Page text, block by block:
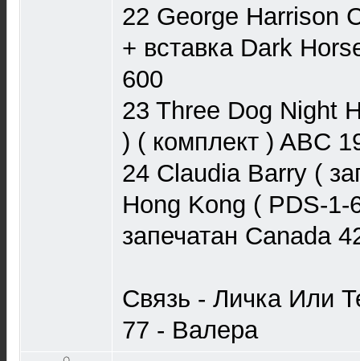
22 George Harrison
+ вставка Dark
600
23 Three Dog Night
) ( комплект ) ABC
24 Claudia Barry (
Hong Kong ( PDS-
запечатан Canada
Связь - Личка Или
77 - Валера